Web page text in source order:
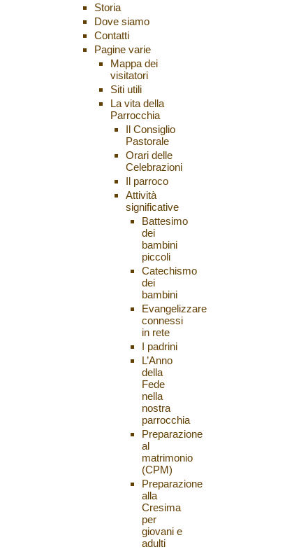
Storia
Dove siamo
Contatti
Pagine varie
Mappa dei
visitatori
Siti utili
La vita della
Parrocchia
Il Consiglio
Pastorale
Orari delle
Celebrazioni
Il parroco
Attività
significative
Battesimo
dei
bambini
piccoli
Catechismo
dei
bambini
Evangelizzare
connessi
in rete
I padrini
L’Anno
della
Fede
nella
nostra
parrocchia
Preparazione
al
matrimonio
(CPM)
Preparazione
alla
Cresima
per
giovani e
adulti